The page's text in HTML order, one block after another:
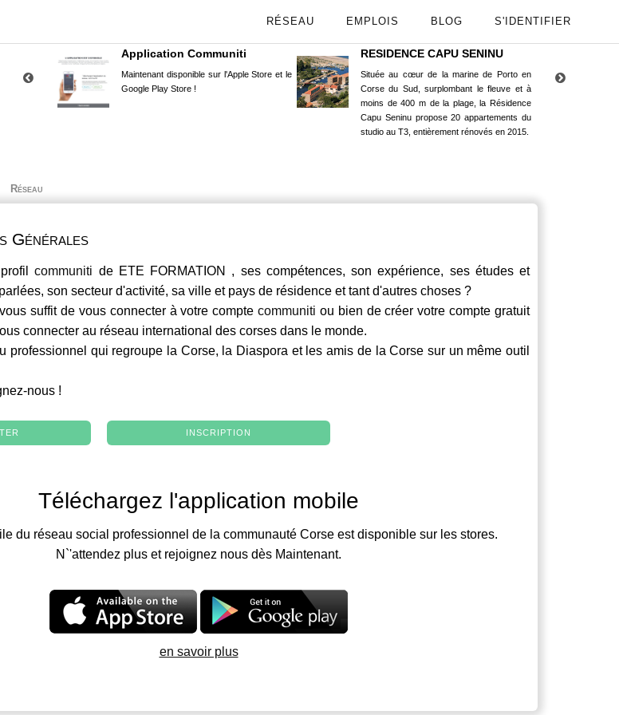
RÉSEAU EMPLOIS BLOG S'IDENTIFIER
Application Communiti
Maintenant disponible sur l'Apple Store et le
Google Play Store !
RESIDENCE CAPU SENINU
Située au cœur de la marine de Porto en
Corse du Sud, surplombant le fleuve et à
moins de 400 m de la plage, la Résidence
Capu Seninu propose 20 appartements du
studio au T3, entièrement rénovés en 2015.
Réseau
Générales
profilcommuniti de ETE FORMATION , ses compétences, son expérience, ses études et
son secteur d'activité, sa ville et pays de résidence et tant d'autres choses ?
suffit de vous connecter à votre comptecommuniti ou bien de créer votre compte gratuit
connecter au réseau international des corses dans le monde.
professionnel qui regroupe la Corse, la Diaspora et les amis de la Corse sur un même outil
nous !
INSCRIPTION
Téléchargez l'application mobile
du réseau social professionnel de la communauté Corse est disponible sur les stores.
N`'attendez plus et rejoignez nous dès Maintenant.
en savoir plus